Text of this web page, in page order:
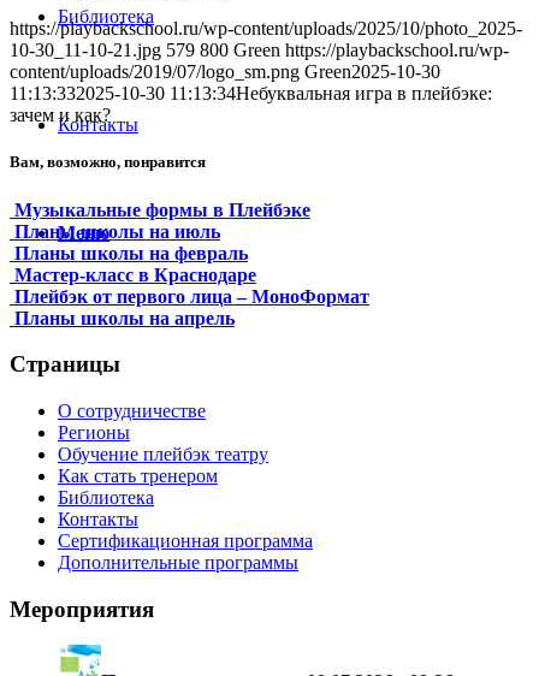
Библиотека
Контакты
Меню
https://playbackschool.ru/wp-content/uploads/2025/10/photo_2025-
10-30_11-10-21.jpg 579 800 Green https://playbackschool.ru/wp-
content/uploads/2019/07/logo_sm.png Green2025-10-30
11:13:332025-10-30 11:13:34Небуквальная игра в плейбэке:
зачем и как?
Вам, возможно, понравится
Музыкальные формы в Плейбэке
Планы школы на июль
Планы школы на февраль
Мастер-класс в Краснодаре
Плейбэк от первого лица – МоноФормат
Планы школы на апрель
Страницы
О сотрудничестве
Регионы
Обучение плейбэк театру
Как стать тренером
Библиотека
Контакты
Сертификационная программа
Дополнительные программы
Мероприятия